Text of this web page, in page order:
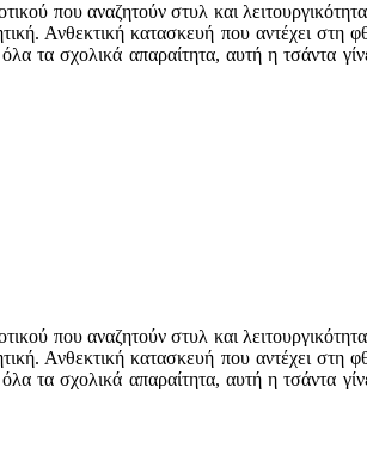
που αναζητούν στυλ και
Ανθεκτική κατασκευή που αντέχει στη
σχολικά απαραίτητα, αυτή η τσάντα
που αναζητούν στυλ και
Ανθεκτική κατασκευή που αντέχει στη
σχολικά απαραίτητα, αυτή η τσάντα